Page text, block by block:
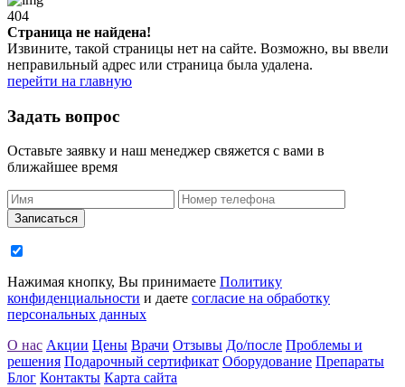
404
Страница не найдена!
Извините, такой страницы нет на сайте. Возможно, вы ввели
неправильный адрес или страница была удалена.
перейти на главную
Задать вопрос
Оставьте заявку и наш менеджер свяжется с вами в
ближайшее время
Записаться
Нажимая кнопку, Вы принимаете Политику
конфиденциальности и даете согласие на обработку
персональных данных
О нас Акции Цены Врачи Отзывы До/после Проблемы и
решения Подарочный сертификат Оборудование Препараты
Блог Контакты Карта сайта